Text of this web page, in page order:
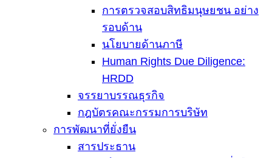
การตรวจสอบสิทธิมนุษยชน อย่าง
รอบด้าน
นโยบายด้านภาษี
Human Rights Due Diligence:
HRDD
จรรยาบรรณธุรกิจ
กฎบัตรคณะกรรมการบริษัท
การพัฒนาที่ยั่งยืน
สารประธาน